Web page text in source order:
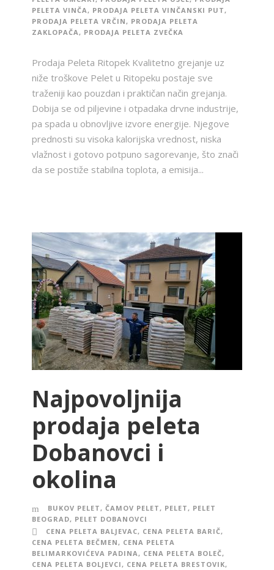
PELETA VINČA, PRODAJA PELETA VINČANSKI PUT,
PRODAJA PELETA VRČIN, PRODAJA PELETA
ZAKLOPAČA, PRODAJA PELETA ZVEČKA
Prodaja Peleta Ritopek Kvalitetno grejanje uz
niže troškove Pelet u Ritopeku postaje sve
traženiji kao pouzdan i praktičan način grejanja.
Dobija se od piljevine i otpadaka drvne industrije,
pa spada u obnovljive izvore energije. Njegove
prednosti su visoka kalorijska vrednost, niska
vlažnost i gotovo potpuno sagorevanje, što znači
da se postiže stabilna toplota, a emisija...
Najpovoljnija
prodaja peleta
Dobanovci i
okolina
BUKOV PELET, ČAMOV PELET, PELET, PELET
BEOGRAD, PELET DOBANOVCI
CENA PELETA BALJEVAC, CENA PELETA BARIČ,
CENA PELETA BEČMEN, CENA PELETA
BELIMARKOVIĆEVA PADINA, CENA PELETA BOLEČ,
CENA PELETA BOLJEVCI, CENA PELETA BRESTOVIK,